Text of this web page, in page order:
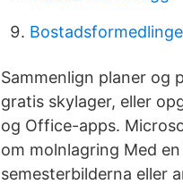
Sammenlign planer og
gratis skylager, eller
og Office-apps.
om molnlagring Med
semesterbilderna eller